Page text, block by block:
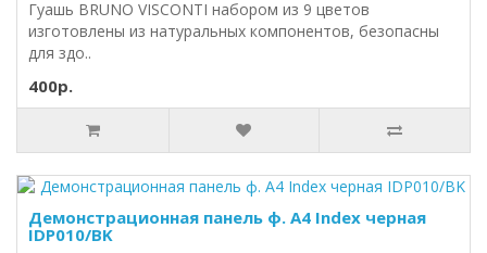
Гуашь BRUNO VISCONTI набором из 9 цветов
изготовлены из натуральных компонентов, безопасны
для здо..
400р.
Демонстрационная панель ф. А4 Index черная
IDP010/BK